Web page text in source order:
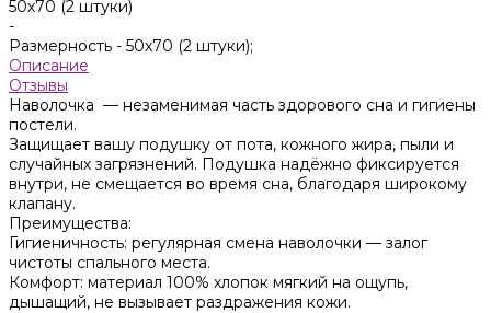
50x70 (2 штуки)
-
Размерность - 50x70 (2 штуки);
Описание
Отзывы
Наволочка — незаменимая часть здорового сна и гигиены
постели.
Защищает вашу подушку от пота, кожного жира, пыли и
случайных загрязнений. Подушка надёжно фиксируется
внутри, не смещается во время сна, благодаря широкому
клапану.
Преимущества:
Гигиеничность: регулярная смена наволочки — залог
чистоты спального места.
Комфорт: материал 100% хлопок мягкий на ощупь,
дышащий, не вызывает раздражения кожи.